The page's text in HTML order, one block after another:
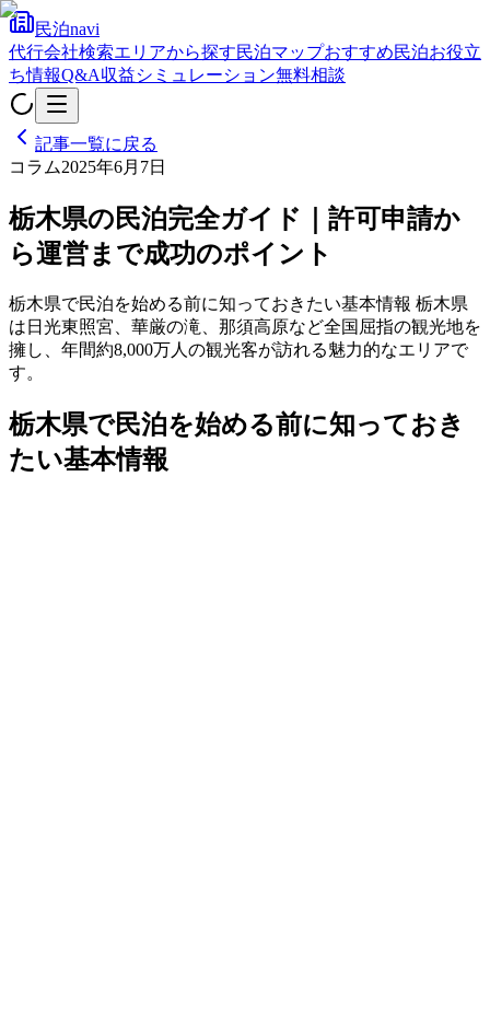
民泊navi
代行会社検索エリアから探す民泊マップおすすめ民泊お役立
ち情報Q&A収益シミュレーション無料相談
記事一覧に戻る
コラム2025年6月7日
栃木県の民泊完全ガイド｜許可申請か
ら運営まで成功のポイント
栃木県で民泊を始める前に知っておきたい基本情報 栃木県
は日光東照宮、華厳の滝、那須高原など全国屈指の観光地を
擁し、年間約8,000万人の観光客が訪れる魅力的なエリアで
す。
栃木県で民泊を始める前に知っておき
たい基本情報